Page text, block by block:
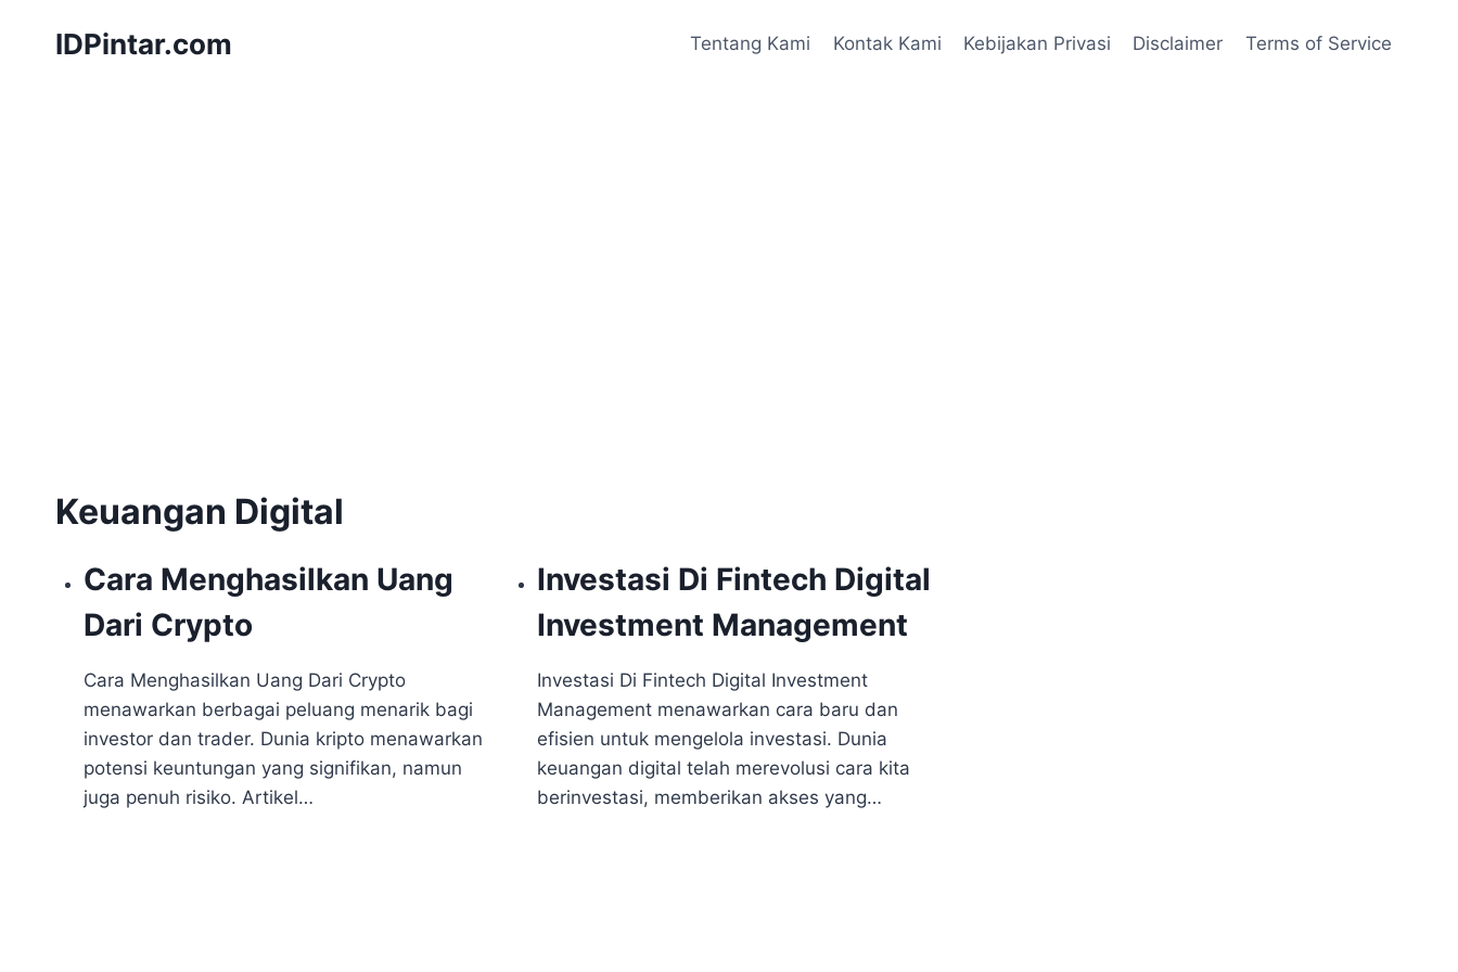
IDPintar.com Tentang Kami Kontak Kami Kebijakan Privasi Disclaimer Terms of Service
Keuangan Digital
Cara Menghasilkan Uang
Dari Crypto
Cara Menghasilkan Uang Dari Crypto
menawarkan berbagai peluang menarik bagi
investor dan trader. Dunia kripto menawarkan
potensi keuntungan yang signifikan, namun
juga penuh risiko. Artikel…
Investasi Di Fintech Digital
Investment Management
Investasi Di Fintech Digital Investment
Management menawarkan cara baru dan
efisien untuk mengelola investasi. Dunia
keuangan digital telah merevolusi cara kita
berinvestasi, memberikan akses yang…